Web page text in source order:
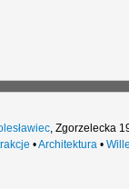
, Zgorzelecka
•Architektura• Wille